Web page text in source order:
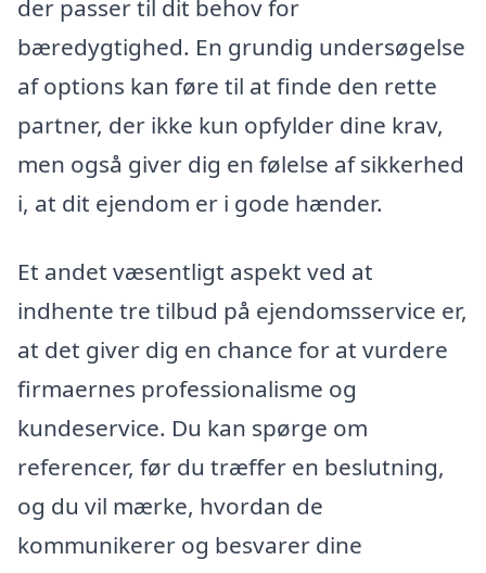
der passer til dit behov for
bæredygtighed. En grundig undersøgelse
af options kan føre til at finde den rette
partner, der ikke kun opfylder dine krav,
men også giver dig en følelse af sikkerhed
i, at dit ejendom er i gode hænder.
Et andet væsentligt aspekt ved at
indhente tre tilbud på ejendomsservice er,
at det giver dig en chance for at vurdere
firmaernes professionalisme og
kundeservice. Du kan spørge om
referencer, før du træffer en beslutning,
og du vil mærke, hvordan de
kommunikerer og besvarer dine